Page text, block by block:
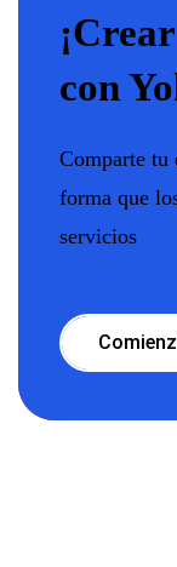
con
Comparte tu
forma que
servicios